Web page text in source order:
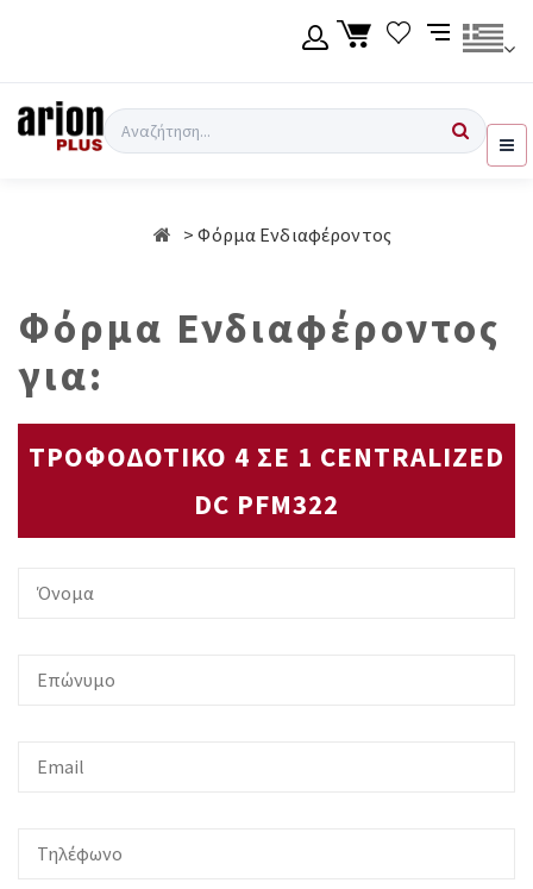
Σύνδεση χρήση
Αναζήτηση
Φόρμα Ενδιαφέροντος
Φόρμα Ενδιαφέροντος
για:
ΤΡΟΦΟΔΟΤΙΚΟ 4 ΣΕ 1 CENTRALIZED
DC PFM322